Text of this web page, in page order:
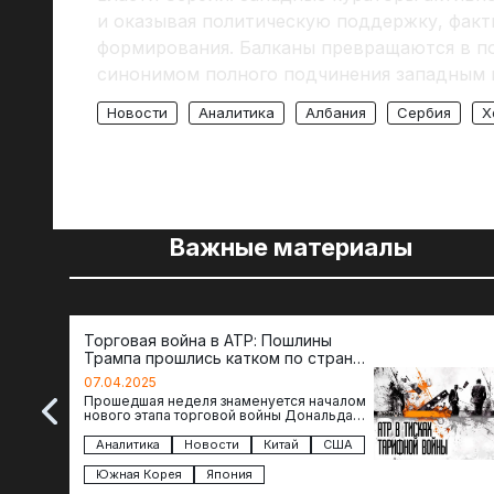
и оказывая политическую поддержку,
формирования. Балканы превращаются в
синонимом полного подчинения западным
Новости Аналитика Албания Сербия
Важные материалы
Торговая война в АТР: Пошлины
Трампа прошлись катком по странам
региона
07.04.2025
Прошедшая неделя знаменуется началом
нового этапа торговой войны Дональда
импорта из более 100 стран…
Аналитика Новости Китай
США
Южная Корея
Япония